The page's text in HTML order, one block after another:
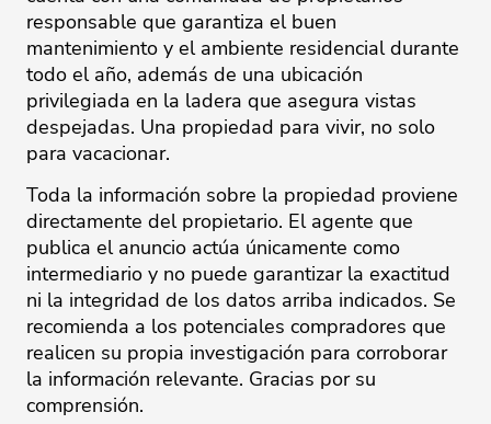
responsable que garantiza el buen
mantenimiento y el ambiente residencial durante
todo el año, además de una ubicación
privilegiada en la ladera que asegura vistas
despejadas. Una propiedad para vivir, no solo
para vacacionar.
Toda la información sobre la propiedad proviene
directamente del propietario. El agente que
publica el anuncio actúa únicamente como
intermediario y no puede garantizar la ‌exactitud
‌ni ‌la ‌integridad ‌de los datos ‌arriba ‌indicados. ‌Se
‌recomienda ‌a los ‌potenciales ‌compradores ‌que
‌realicen ‌su propia investigación ‌para corroborar
la ‌información ‌relevante. ‌Gracias ‌por ‌su
‌comprensión.